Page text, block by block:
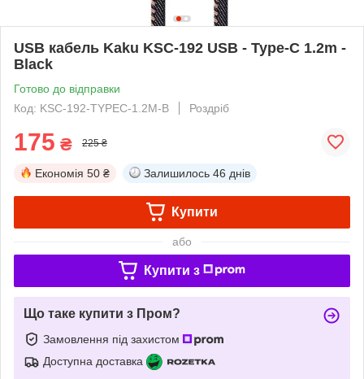
USB кабель Kaku KSC-192 USB - Type-C 1.2m -
Black
Готово до відправки
Код: KSC-192-TYPEC-1.2M-B
Роздріб
175 ₴ 225 ₴
Економія 50 ₴ Залишилось 46 днів
Купити
або
Купити з
Що таке купити з Пром?
Замовлення під захистом
Доступна доставка